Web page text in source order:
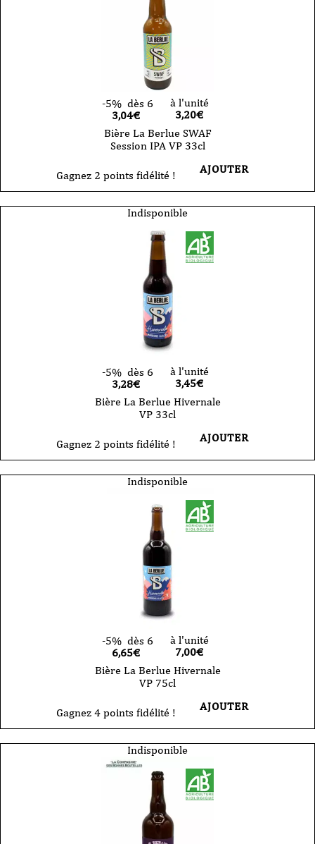
-5% dès 6
3,04€
à l'unité
3,20€
Bière La Berlue SWAF
Session IPA VP 33cl
Gagnez 2 points fidélité ! AJOUTER
Indisponible
-5% dès 6
3,28€
à l'unité
3,45€
Bière La Berlue Hivernale
VP 33cl
Gagnez 2 points fidélité ! AJOUTER
Indisponible
-5% dès 6
6,65€
à l'unité
7,00€
Bière La Berlue Hivernale
VP 75cl
Gagnez 4 points fidélité ! AJOUTER
Indisponible